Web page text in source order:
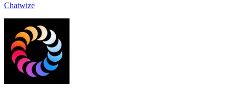
Chatwize